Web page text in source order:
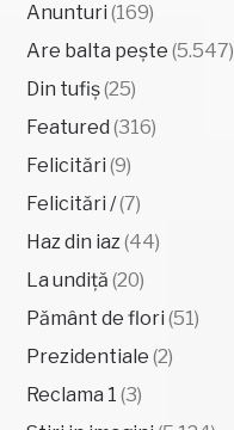
Anunturi (169)
Are balta pește (5.547)
Din tufiș(25)
Featured (316)
Felicitări (9)
Felicitări /(7)
Haz din iaz(44)
La undiță (20)
Pământ de flori (51)
Prezidentiale (2)
Reclama 1 (3)